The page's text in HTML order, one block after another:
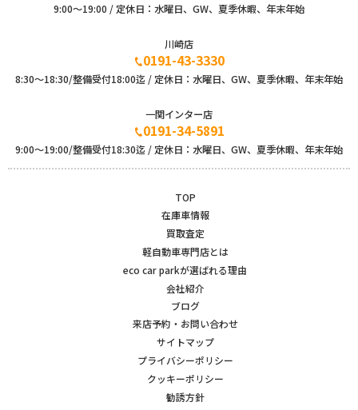
9:00〜19:00 / 定休日：水曜日、GW、夏季休暇、年末年始
川崎店
0191-43-3330
8:30～18:30/整備受付18:00迄 / 定休日：水曜日、GW、夏季休暇、年末年始
一関インター店
0191-34-5891
9:00〜19:00/整備受付18:30迄 / 定休日：水曜日、GW、夏季休暇、年末年始
TOP
在庫車情報
買取査定
軽自動車専門店とは
eco car parkが選ばれる理由
会社紹介
ブログ
来店予約・お問い合わせ
サイトマップ
プライバシーポリシー
クッキーポリシー
勧誘方針